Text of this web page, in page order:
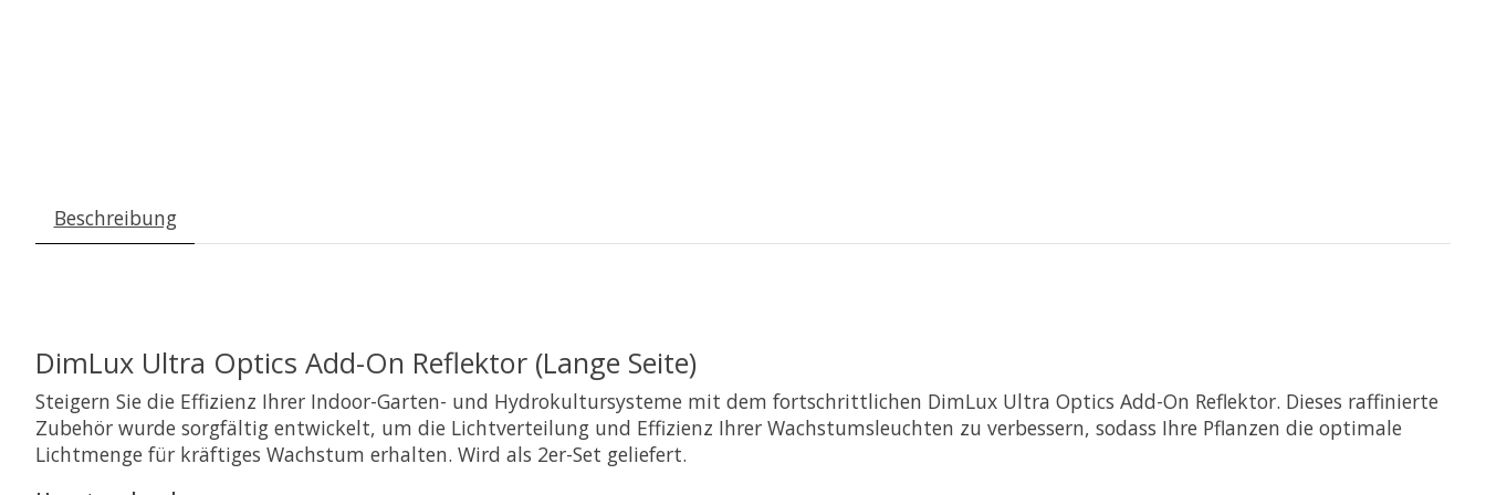
Beschreibung
DimLux Ultra Optics Add-On Reflektor (Lange Seite)
Steigern Sie die Effizienz Ihrer Indoor-Garten- und Hydrokultursysteme mit dem fortschrittlichen DimLux Ultra Optics Add-On Reflektor. Dieses raffinierte
Zubehör wurde sorgfältig entwickelt, um die Lichtverteilung und Effizienz Ihrer Wachstumsleuchten zu verbessern, sodass Ihre Pflanzen die optimale
Lichtmenge für kräftiges Wachstum erhalten. Wird als 2er-Set geliefert.